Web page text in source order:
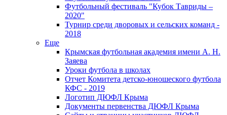
Футбольный фестиваль "Кубок Тавриды –
2020"
Турнир среди дворовых и сельских команд -
2018
Еще
Крымская футбольная академия имени А. Н.
Заяева
Уроки футбола в школах
Отчет Комитета детско-юношеского футбола
КФС - 2019
Логотип ДЮФЛ Крыма
Документы первенства ДЮФЛ Крыма